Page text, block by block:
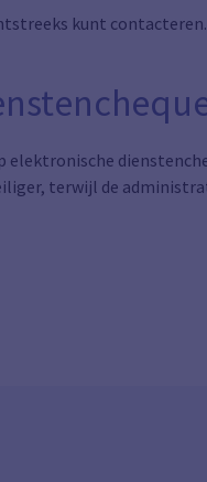
kunt contacteren.
terwijl de